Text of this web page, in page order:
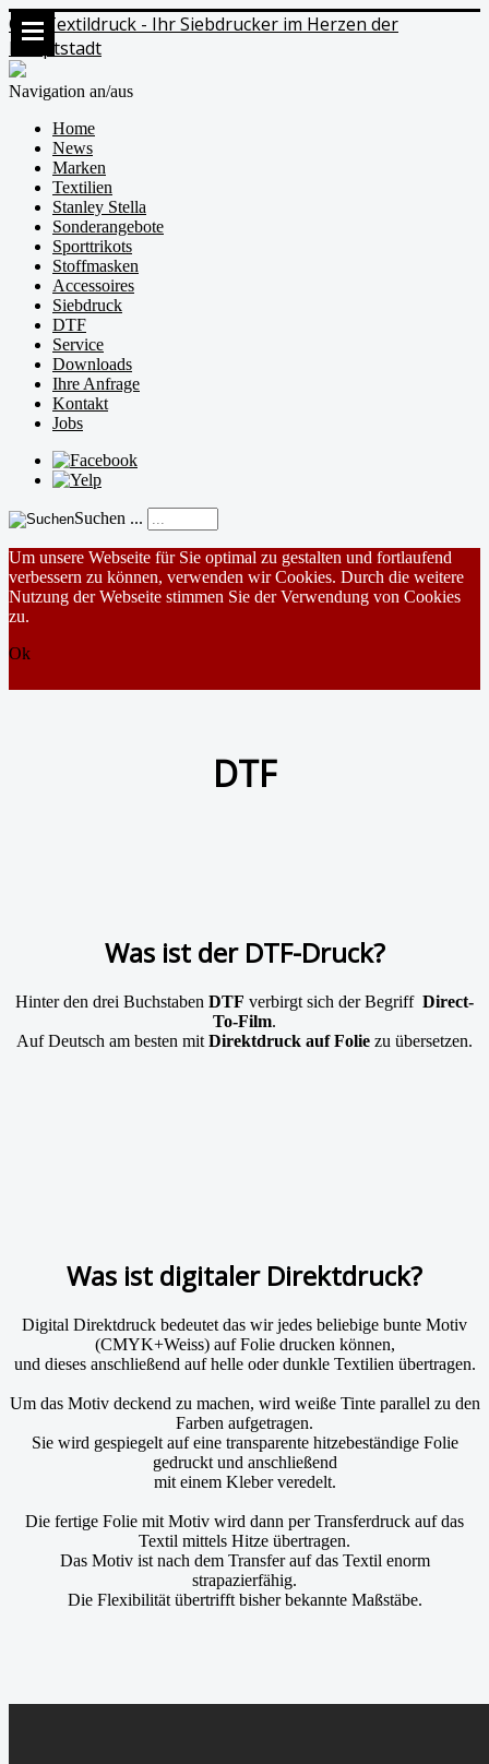
Ods Textildruck - Ihr Siebdrucker im Herzen der
Hauptstadt
Navigation an/aus
Home
News
Marken
Textilien
Stanley Stella
Sonderangebote
Sporttrikots
Stoffmasken
Accessoires
Siebdruck
DTF
Service
Downloads
Ihre Anfrage
Kontakt
Jobs
Suchen ...
Um unsere Webseite für Sie optimal zu gestalten und fortlaufend
verbessern zu können, verwenden wir Cookies. Durch die weitere
Nutzung der Webseite stimmen Sie der Verwendung von Cookies
zu.
Ok
DTF
Was ist der DTF-Druck?
Hinter den drei Buchstaben DTF verbirgt sich der Begriff Direct-
To-Film.
Auf Deutsch am besten mit Direktdruck auf Folie zu übersetzen.
Was ist digitaler Direktdruck?
Digital Direktdruck bedeutet das wir jedes beliebige bunte Motiv
(CMYK+Weiss) auf Folie drucken können,
und dieses anschließend auf helle oder dunkle Textilien übertragen.
Um das Motiv deckend zu machen, wird weiße Tinte parallel zu den
Farben aufgetragen.
Sie wird gespiegelt auf eine transparente hitzebeständige Folie
gedruckt und anschließend
mit einem Kleber veredelt.
Die fertige Folie mit Motiv wird dann per Transferdruck auf das
Textil mittels Hitze übertragen.
Das Motiv ist nach dem Transfer auf das Textil enorm
strapazierfähig.
Die Flexibilität übertrifft bisher bekannte Maßstäbe.